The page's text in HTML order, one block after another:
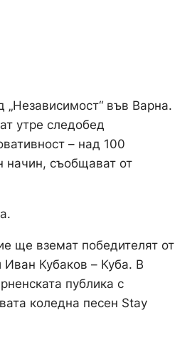
във Варна.
утре следобед
– над 100
начин, съобщават от
ще вземат победителят от
Иван Кубаков – Куба. В
публика с
коледна песен Stay